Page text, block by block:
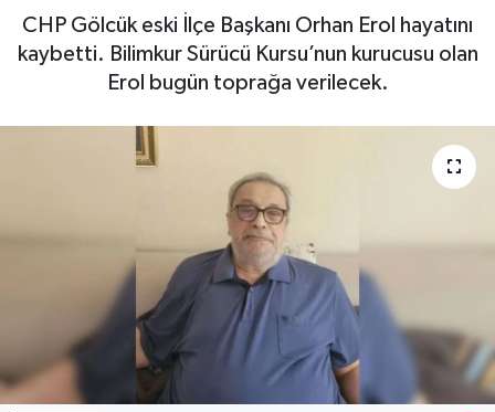
CHP Gölcük eski İlçe Başkanı Orhan Erol hayatını
kaybetti. Bilimkur Sürücü Kursu’nun kurucusu olan
Erol bugün toprağa verilecek.
Kültür Sanat
Magazin
Manşetler
Resmi İlan